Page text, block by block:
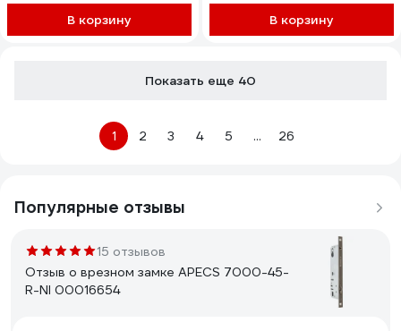
В корзину В корзину
Показать еще 40
1 2 3 4 5 ... 26
Популярные отзывы
15 отзывов
Отзыв о врезном замке APECS 7000-45-
R-NI 00016654